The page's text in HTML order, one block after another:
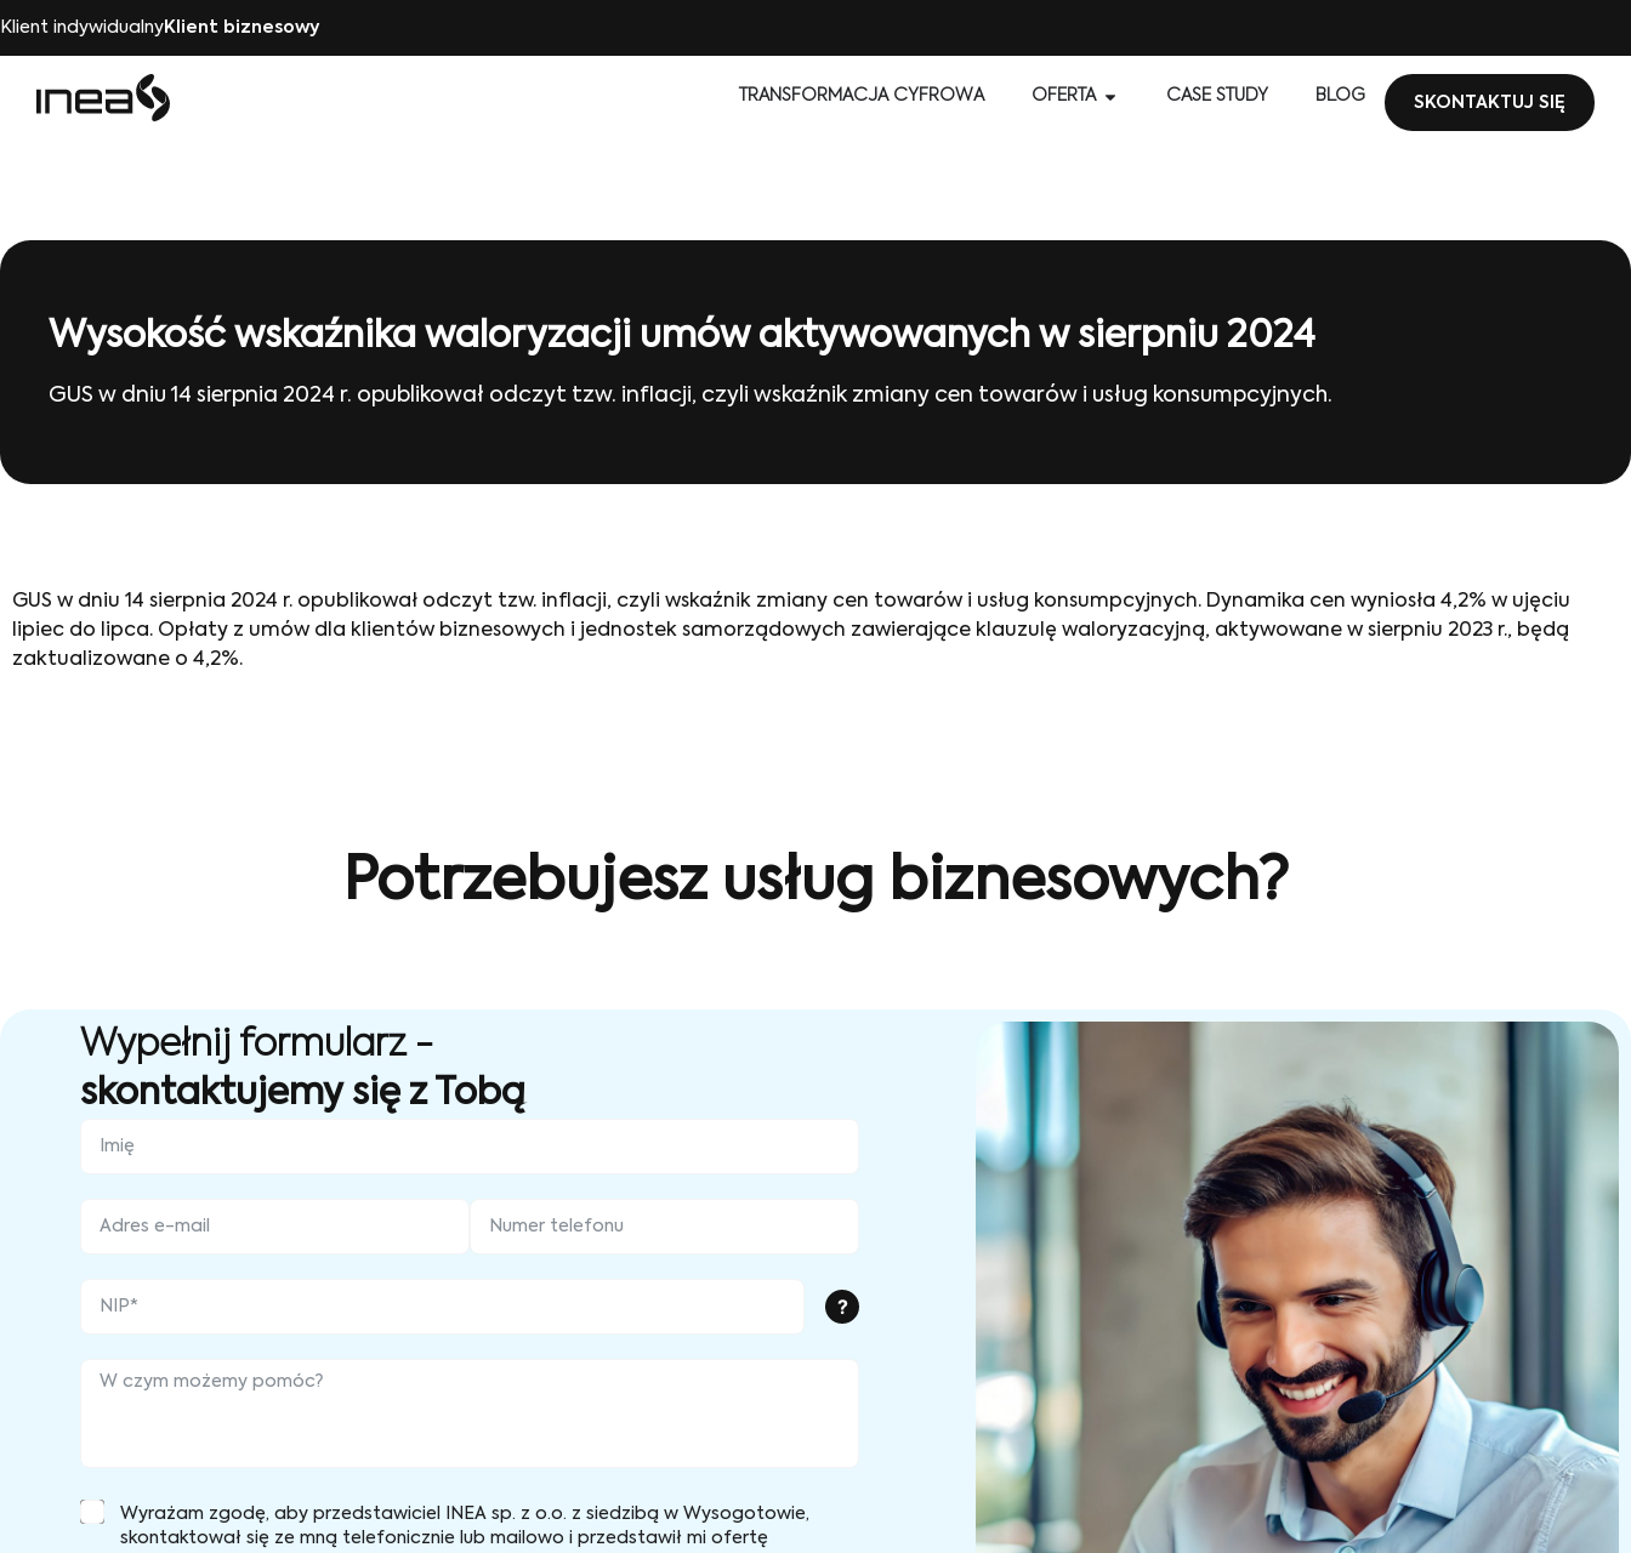
Klient indywidualnyKlient biznesowy
TRANSFORMACJA CYFROWA OFERTA CASE STUDY BLOG SKONTAKTUJ SIĘ
Wysokość wskaźnika waloryzacji umów aktywowanych w sierpniu 2024
GUS w dniu 14 sierpnia 2024 r. opublikował odczyt tzw. inflacji, czyli wskaźnik zmiany cen towarów i usług konsumpcyjnych.
GUS w dniu 14 sierpnia 2024 r. opublikował odczyt tzw. inflacji, czyli wskaźnik zmiany cen towarów i usług konsumpcyjnych. Dynamika cen wyniosła 4,2% w ujęciu
lipiec do lipca. Opłaty z umów dla klientów biznesowych i jednostek samorządowych zawierające klauzulę waloryzacyjną, aktywowane w sierpniu 2023 r., będą
zaktualizowane o 4,2%.
Potrzebujesz usług biznesowych?
Wypełnij formularz -
skontaktujemy się z Tobą
?
Wyrażam zgodę, aby przedstawiciel INEA sp. z o.o. z siedzibą w Wysogotowie,
skontaktował się ze mną telefonicznie lub mailowo i przedstawił mi ofertę